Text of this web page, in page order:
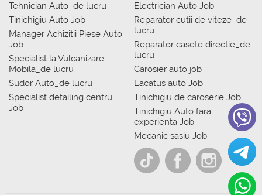
Tehnician Auto_de lucru
Tinichigiu Auto Job
Manager Achizitii Piese Auto
Job
Specialist la Vulcanizare
Mobila_de lucru
Sudor Auto_de lucru
Specialist detailing centru
Job
Electrician Auto Job
Reparator cutii de viteze_de
lucru
Reparator casete directie_de
lucru
Carosier auto job
Lacatus auto Job
Tinichigiu de caroserie Job
Tinichigiu Auto fara
experienta Job
Mecanic sasiu Job